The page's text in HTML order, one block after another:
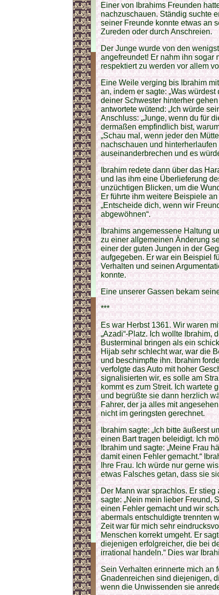
Einer von Ibrahims Freunden
nachzuschauen. Ständig suchte
seiner Freunde konnte etwas an
Zureden oder durch Anschreien.
Der Junge wurde von den
angefreundet! Er nahm ihn sogar
respektiert zu werden vor allem
Eine Weile verging bis Ibrahim
an, indem er sagte: „Was
deiner Schwester hinterher
antwortete wütend: „Ich würde
Anschluss: „Junge, wenn du für
dermaßen empfindlich bist,
„Schau mal, wenn jeder den
nachschauen und
auseinanderbrechen und es
Ibrahim redete dann über das
und las ihm eine Überlieferung
unzüchtigen Blicken, um die
Er führte ihm weitere Beispiele
„Entscheide dich, wenn wir
abgewöhnen“.
Ibrahims angemessene Haltung
zu einer allgemeinen Änderung
einer der guten Jungen in der
aufgegeben. Er war ein Beispiel
Verhalten und seinen
konnte.
Eine unserer Gassen bekam
***
Es war Herbst 1361. Wir waren
„Azadi“-Platz. Ich wollte Ibrahim,
Busterminal bringen als ein
Hijab sehr schlecht war, war die
und beschimpfte ihn. Ibrahim
verfolgte das Auto mit hoher
signalisierten wir, es solle am
kommt es zum Streit. Ich wartete
und begrüßte sie dann herzlich
Fahrer, der ja alles mit
nicht im geringsten gerechnet.
Ibrahim sagte: „Ich bitte äußerst
einen Bart tragen beleidigt. Ich
Ibrahim und sagte: „Meine Frau
damit einen Fehler gemacht.“
Ihre Frau. Ich würde nur gerne
etwas Falsches getan, dass sie
Der Mann war sprachlos. Er stieg
sagte: „Nein mein lieber Freund,
einen Fehler gemacht und wir
abermals entschuldigte trennten
Zeit war für mich sehr
Menschen korrekt umgeht. Er
diejenigen erfolgreicher, die bei
irrational handeln.“ Dies war
Sein Verhalten erinnerte mich an
Gnadenreichen sind diejenigen,
wenn die Unwissenden sie